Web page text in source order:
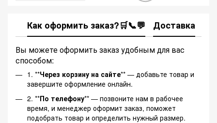
Как оформить заказ?🛒📞💬 Доставка
Вы можете оформить заказ удобным для вас
способом:
1. **Через корзину на сайте** — добавьте товар и
завершите оформление онлайн.
2. **По телефону** — позвоните нам в рабочее
время, и менеджер оформит заказ, поможет
подобрать товар и определить нужный размер.